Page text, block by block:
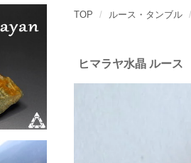
TOP ルース・タンブル
ヒマラヤ水晶 ルース